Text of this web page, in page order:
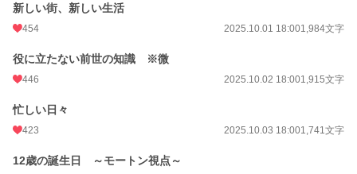
お気に入り
24h.ポイント 56 pt
文字数
更新日時
初回公開日時
初回完結日時 2025.12.10 02:07
新しい街、新しい生活
454 2025.10.01 18:001,984文字
役に立たない前世の知識 ※微
446 2025.10.02 18:001,915文字
忙しい日々
423 2025.10.03 18:001,741文字
12歳の誕生日 ～モートン視点～